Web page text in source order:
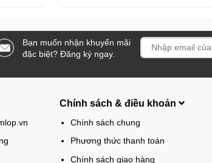
Bạn muốn nhận khuyến mãi
đặc biệt? Đăng ký ngay.
Chính sách & điều khoản
Chính sách chung
Phương thức thanh toán
Chính sách giao hàng